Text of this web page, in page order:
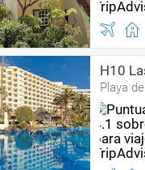
H10
Playa